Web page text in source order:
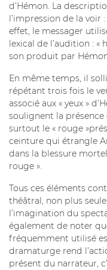
d’Hémon. La
l’impression de la voir
effet, le messager
lexical de l’audition : «
son produit par Hémon
En même temps, il
répétant trois fois le
associé aux « yeux »
soulignent la présence
surtout le « rouge
ceinture qui étrangle
dans la blessure
rouge ».
Tous ces éléments
théâtral, non plus
l’imagination du
également de noter
fréquemment utilisé
dramaturge rend
présent du narrateur,